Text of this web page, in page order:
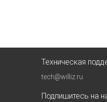
Техническая
tech@williz.ru
Подпишитесь на